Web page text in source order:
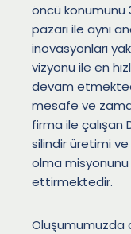
öncü konumunu
pazarı ile aynı
inovasyonları
vizyonu ile en
devam
mesafe ve
firma ile çalışan
silindir üretimi ve
olma
ettirmektedir.
Oluşumumuzda